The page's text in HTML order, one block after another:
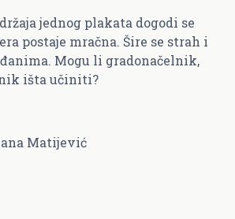
jednog plakata dogodi se
postaje mračna. Šire se strah i
Mogu li gradonačelnik,
išta učiniti?
Matijević